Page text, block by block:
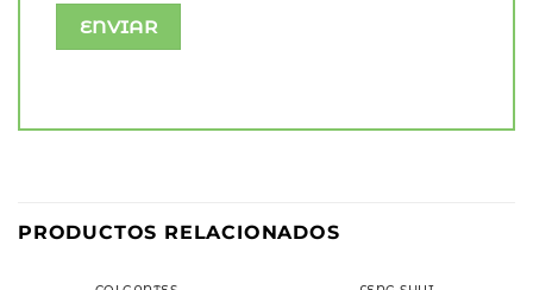
PRODUCTOS RELACIONADOS